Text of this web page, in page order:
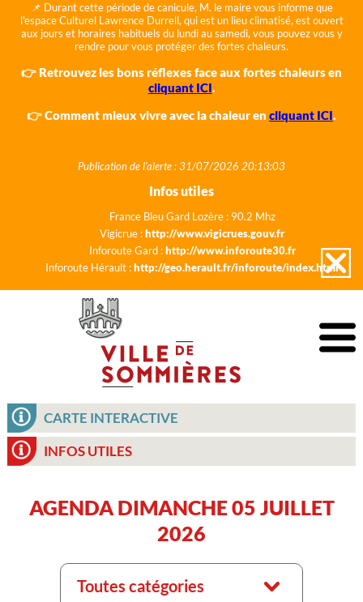
📌 Durant cette période de canicule, M. le maire vous informe que
l'espace Culturel Lawrence Durrell, qui est un lieu climatisé, est ouvert
aux jours et horaires habituels du lundi au samedi, vous pouvez vous y
rendre pour vous protéger des fortes chaleurs.
👉 Retrouvez les bons réflexes face aux fortes chaleurs en
cliquant ICI.
👉 Comment mieux vivre avec la chaleur en cliquant ICI.
Publication de l'alerte : 31/07/2026 20:13:03
Infos utiles
France Bleu Gard Lozère : 90.2 Mhz
Vigicrue :http://www.vigicrues.gouv.fr
Inforoute Gard :http://www.inforoute30.fr
Inforoute Hérault :http://geo.herault.fr/inforoute/index.html
CARTE INTERACTIVE
INFOS UTILES
AGENDA DIMANCHE 05 JUILLET
2026
Toutes catégories